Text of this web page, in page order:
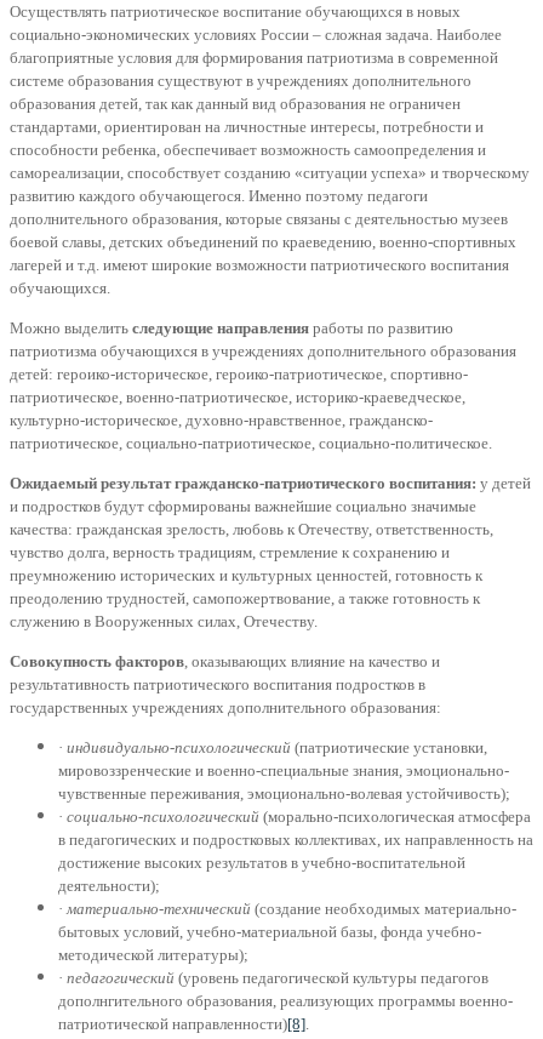
Осуществлять патриотическое воспитание обучающихся в новых
социально-экономических условиях России – сложная задача. Наиболее
благоприятные условия для формирования патриотизма в современной
системе образования существуют в учреждениях дополнительного
образования детей, так как данный вид образования не ограничен
стандартами, ориентирован на личностные интересы, потребности и
способности ребенка, обеспечивает возможность самоопределения и
самореализации, способствует созданию «ситуации успеха» и творческому
развитию каждого обучающегося. Именно поэтому педагоги
дополнительного образования, которые связаны с деятельностью музеев
боевой славы, детских объединений по краеведению, военно-спортивных
лагерей и т.д. имеют широкие возможности патриотического воспитания
обучающихся.
Можно выделить следующие направления работы по развитию
патриотизма обучающихся в учреждениях дополнительного образования
детей: героико-историческое, героико-патриотическое, спортивно-
патриотическое, военно-патриотическое, историко-краеведческое,
культурно-историческое, духовно-нравственное, гражданско-
патриотическое, социально-патриотическое, социально-политическое.
Ожидаемый результат гражданско-патриотического воспитания: у детей
и подростков будут сформированы важнейшие социально значимые
качества: гражданская зрелость, любовь к Отечеству, ответственность,
чувство долга, верность традициям, стремление к сохранению и
преумножению исторических и культурных ценностей, готовность к
преодолению трудностей, самопожертвование, а также готовность к
служению в Вооруженных силах, Отечеству.
Совокупность факторов , оказывающих влияние на качество и
результативность патриотического воспитания подростков в
государственных учреждениях дополнительного образования:
· индивидуально-психологический (патриотические установки,
мировоззренческие и военно-специальные знания, эмоционально-
чувственные переживания, эмоционально-волевая устойчивость);
· социально-психологический (морально-психологическая атмосфера
в педагогических и подростковых коллективах, их направленность на
достижение высоких результатов в учебно-воспитательной
деятельности);
· материально-технический (создание необходимых материально-
бытовых условий, учебно-материальной базы, фонда учебно-
методической литературы);
· педагогический (уровень педагогической культуры педагогов
дополнгительного образования, реализующих программы военно-
патриотической направленности)[8]